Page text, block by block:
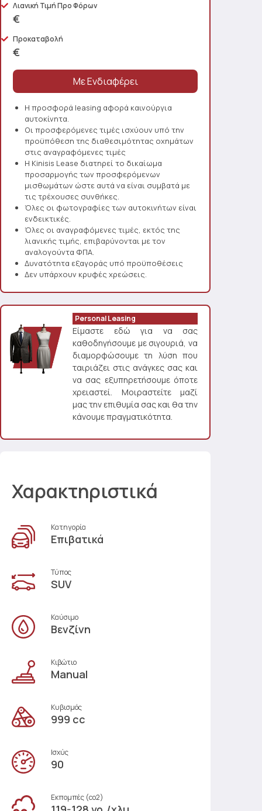
Λιανική Τιμή Προ Φόρων
€
Προκαταβολή
€
Η προσφορά leasing αφορά καινούργια
αυτοκίνητα.
Οι προσφερόμενες τιμές ισχύουν υπό την
προϋπόθεση της διαθεσιμότητας οχημάτων
στις αναγραφόμενες τιμές
Η Kinisis Lease διατηρεί το δικαίωμα
προσαρμογής των προσφερόμενων
μισθωμάτων ώστε αυτά να είναι συμβατά με
τις τρέχουσες συνθήκες.
Όλες οι φωτογραφίες των αυτοκινήτων είναι
ενδεικτικές.
Όλες οι αναγραφόμενες τιμές, εκτός της
λιανικής τιμής, επιβαρύνονται με τον
αναλογούντα ΦΠΑ.
Δυνατότητα εξαγοράς υπό προϋποθέσεις
Δεν υπάρχουν κρυφές χρεώσεις.
Personal Leasing
Είμαστε εδώ για να σας
καθοδηγήσουμε με σιγουριά, να
διαμορφώσουμε τη λύση που
ταιριάζει στις ανάγκες σας και
να σας εξυπηρετήσουμε όποτε
χρειαστεί. Μοιραστείτε μαζί
μας την επιθυμία σας και θα την
κάνουμε πραγματικότητα.
Χαρακτηριστικά
Κατηγορία
Επιβατικά
Τύπος
SUV
Καύσιμο
Βενζίνη
Κιβώτιο
Manual
Κυβισμός
999 cc
Ισχύς
90
Εκπομπές (co2)